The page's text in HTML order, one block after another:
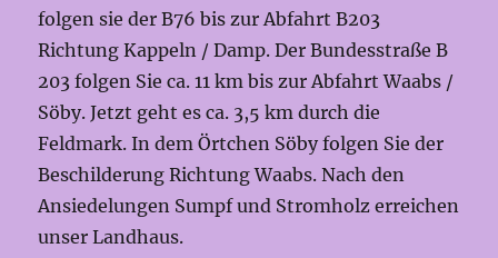
folgen sie der B76 bis zur Abfahrt B203
Richtung Kappeln / Damp. Der Bundesstraße B
203 folgen Sie ca. 11 km bis zur Abfahrt Waabs /
Söby. Jetzt geht es ca. 3,5 km durch die
Feldmark. In dem Örtchen Söby folgen Sie der
Beschilderung Richtung Waabs. Nach den
Ansiedelungen Sumpf und Stromholz erreichen
unser Landhaus.